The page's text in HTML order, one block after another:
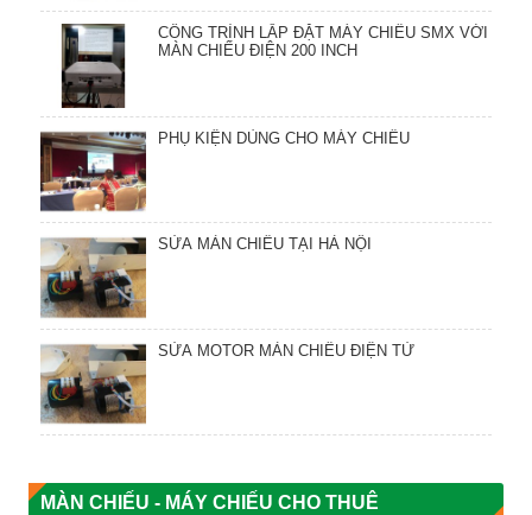
CÔNG TRÌNH LẮP ĐẶT MÁY CHIẾU SMX VỚI
MÀN CHIẾU ĐIỆN 200 INCH
PHỤ KIỆN DÙNG CHO MÁY CHIẾU
SỬA MÀN CHIẾU TẠI HÀ NỘI
SỬA MOTOR MÀN CHIẾU ĐIỆN TỬ
MÀN CHIẾU - MÁY CHIẾU CHO THUÊ